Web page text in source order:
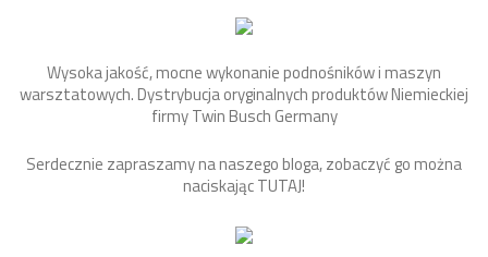
Wysoka jakość, mocne wykonanie podnośników i maszyn
warsztatowych. Dystrybucja oryginalnych produktów Niemieckiej
firmy Twin Busch Germany
Serdecznie zapraszamy na naszego bloga, zobaczyć go można
naciskającTUTAJ!